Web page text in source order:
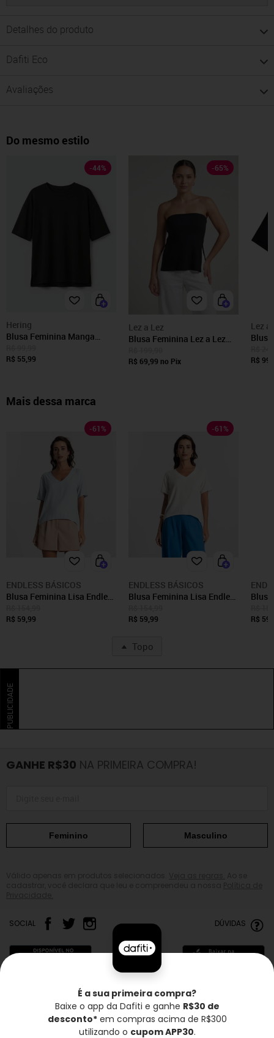
Detalhes do produto
Dafiti Eco
Avaliações
Do mesmo estilo
-44%
Hering
Blusa Feminina Manga
R$ 55,99
-65%
Lez a Lez
Blusa Feminina Lez a Lez
R$ 69,99 no Pix
Lez a
R$
Mais dessa marca
-61 %
ENDLESS BÁSICOS
Blusa Feminina Lisa Endless
R$ 59,99
-61 %
ENDLESS BÁSICOS
Blusa Feminina Lisa Endless
R$ 59,99
R$
Topo
PUBLICIDADE
GANHE R$30 NA PRIMEIRA COMPRA!
Feminino Masculino
SOCIAL DÚVIDAS
Frete grátis* Troca grátis Entrega rápida
É a sua primeira compra?
Baixe o app da Dafiti e ganhe R$30 de
desconto*em compras acima de R$300
utilizando o cupom APP30.